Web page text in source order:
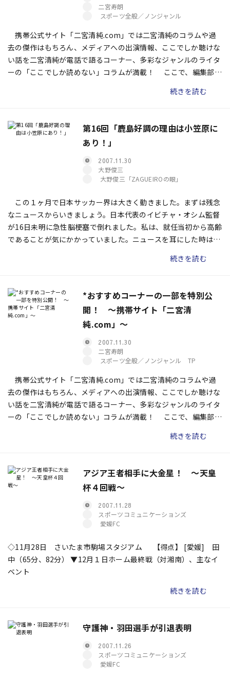
二宮寿朗
スポーツ全般／ノンジャンル
携帯公式サイト「二宮清純.com」では二宮清純のコラムや過
去の傑作はもちろん、メディアへの出演情報、ここでしか聴けな
い話を二宮清純が電話で語るコーナー、多彩なジャンルのライタ
ーの「ここでしか読めない」コラムが満載！ ここで、編集部イ
続きを読む
第16回「鹿島好調の理由は小笠原に
あり！」
2007.11.30
大野俊三
大野俊三「ZAGUEIROの眼」
この１ヶ月で日本サッカー界は大きく動きました。まずは残念
なニュースからいきましょう。日本代表のイビチャ・オシム監督
が16日未明に急性脳梗塞で倒れました。私は、就任当初から高齢
であることが気にかかっていました。ニュースを耳にした時は、
ね。代表監督という結果を求められる立場でメディアから大きな
続きを読む
*おすすめコーナーの一部を特別公
開！ 〜携帯サイト「二宮清
純.com」〜
2007.11.30
二宮寿朗
スポーツ全般／ノンジャンル TP
携帯公式サイト「二宮清純.com」では二宮清純のコラムや過
去の傑作はもちろん、メディアへの出演情報、ここでしか聴けな
い話を二宮清純が電話で語るコーナー、多彩なジャンルのライタ
ーの「ここでしか読めない」コラムが満載！ ここで、編集部イ
続きを読む
アジア王者相手に大金星！ 〜天皇
杯４回戦〜
2007.11.28
スポーツコミュニケーションズ
愛媛FC
◇11月28日 さいたま市駒場スタジアム 【得点】 [愛媛] 田
中（65分、82分） ▼12月１日ホーム最終戦（対湘南）、主なイ
ベント
続きを読む
守護神・羽田選手が引退表明
2007.11.26
スポーツコミュニケーションズ
愛媛FC